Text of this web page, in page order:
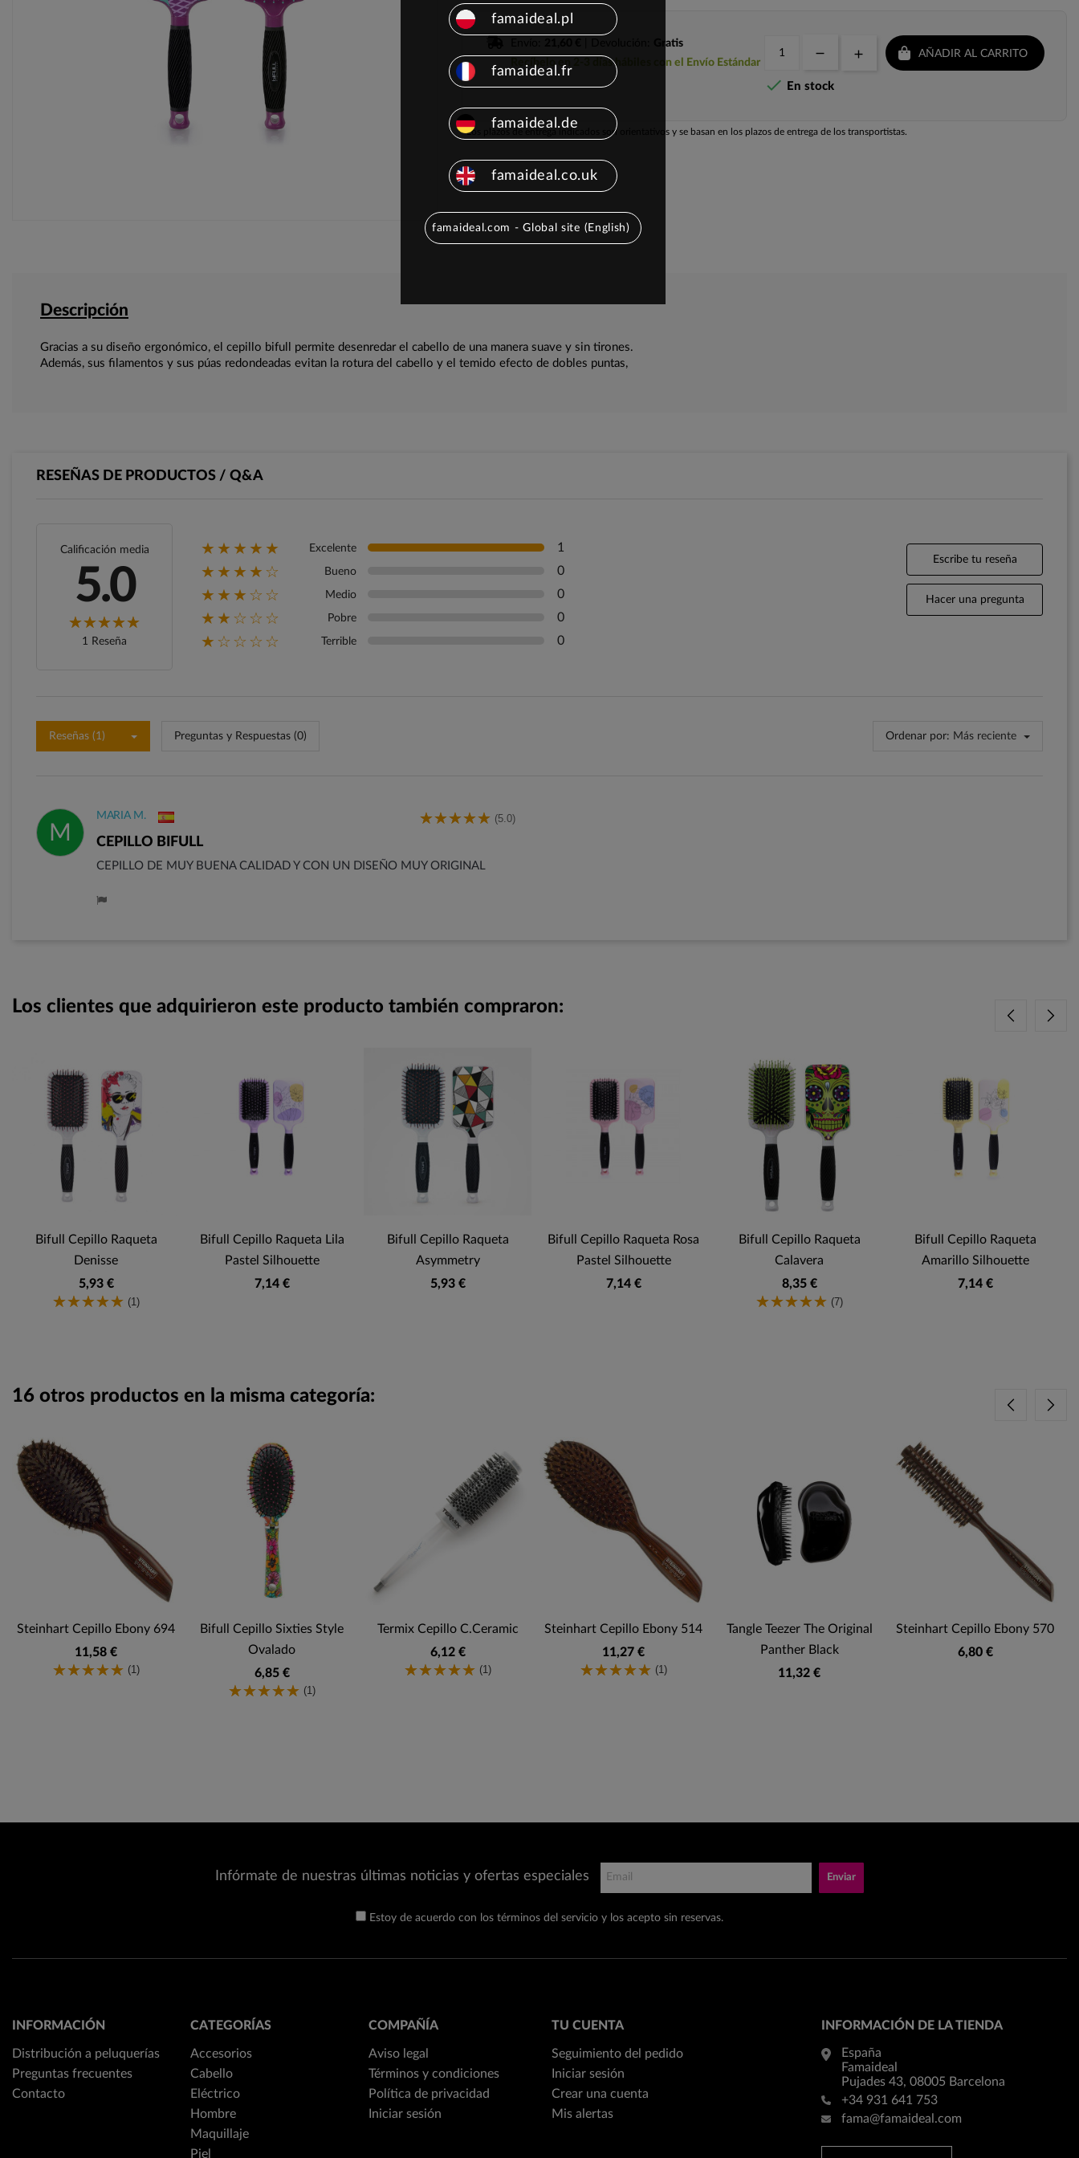
Gratis
Recíbelo en 2-3 días hábiles con el Envío Estándar
AÑADIR AL CARRITO
 En stock
Los plazos de entrega indicados son orientativos y se basan en los plazos de entrega de los transportistas.
Descripción
Gracias a su diseño ergonómico, el cepillo bifull permite desenredar el cabello de una manera suave y sin tirones.
Además, sus filamentos y sus púas redondeadas evitan la rotura del cabello y el temido efecto de dobles puntas,
RESEÑAS DE PRODUCTOS / Q&A
Calificación media
5.0
1 Reseña
★★★★★ Excelente 1
★★★★☆ Bueno 0
★★★☆☆ Medio 0
★★☆☆☆ Pobre 0
★☆☆☆☆ Terrible 0
Escribe tu reseña
Hacer una pregunta
Reseñas (1) Preguntas y Respuestas (0) Ordenar por: Más reciente
M
MARIA M. (5.0)
CEPILLO BIFULL
CEPILLO DE MUY BUENA CALIDAD Y CON UN DISEÑO MUY ORIGINAL
Los clientes que adquirieron este producto también compraron:
Bifull Cepillo Raqueta
Denisse
5,93 €
(1)
Bifull Cepillo Raqueta Lila
Pastel Silhouette
7,14 €
Bifull Cepillo Raqueta
Asymmetry
5,93 €
Bifull Cepillo Raqueta Rosa
Pastel Silhouette
7,14 €
Bifull Cepillo Raqueta
Calavera
8,35 €
(7)
Bifull Cepillo Raqueta
Amarillo Silhouette
7,14 €
16 otros productos en la misma categoría:
Steinhart Cepillo Ebony 694
11,58 €
(1)
Bifull Cepillo Sixties Style
Ovalado
6,85 €
(1)
Termix Cepillo C.Ceramic
6,12 €
(1)
Steinhart Cepillo Ebony 514
11,27 €
(1)
Tangle Teezer The Original
Panther Black
11,32 €
Steinhart Cepillo Ebony 570
6,80 €
Infórmate de nuestras últimas noticias y ofertas especiales Enviar
Estoy de acuerdo con los términos del servicio y los acepto sin reservas.
INFORMACIÓN
Distribución a peluquerías
Preguntas frecuentes
Contacto
CATEGORÍAS
Accesorios
Cabello
Eléctrico
Hombre
Maquillaje
Piel
COMPAÑÍA
Aviso legal
Términos y condiciones
Política de privacidad
Iniciar sesión
TU CUENTA
Seguimiento del pedido
Iniciar sesión
Crear una cuenta
Mis alertas
INFORMACIÓN DE LA TIENDA
España
Famaideal
Pujades 43, 08005 Barcelona
+34 931 641 753
fama@famaideal.com
famaideal.pl
famaideal.fr
famaideal.de
famaideal.co.uk
famaideal.com - Global site (English)